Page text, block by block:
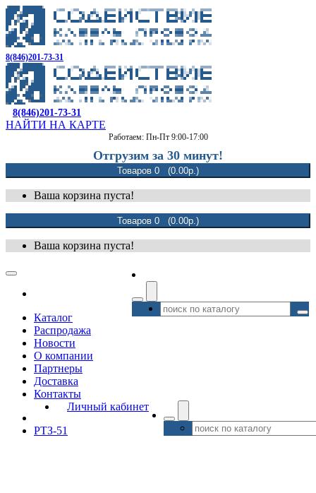
8(846)201-73-31
8(846)201-73-31
НАЙТИ НА КАРТЕ
Работаем: Пн-Пт 9:00-17:00
Отгрузим за 30 минут!
Товаров 0 (0.00р.)
Ваша корзина пуста!
Товаров 0 (0.00р.)
Ваша корзина пуста!
Каталог
Распродажа
Новости
О компании
Партнеры
Доставка
Контакты
Личный кабинет
РТЗ-51